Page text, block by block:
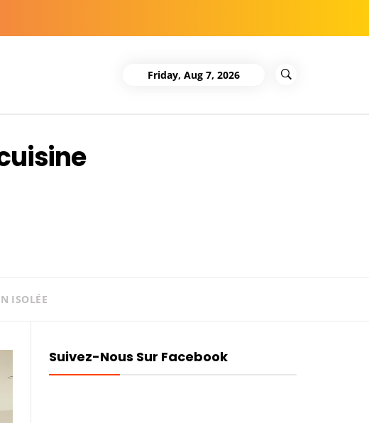
Friday, Aug 7, 2026
ISOLÉE
Suivez-Nous Sur Facebook